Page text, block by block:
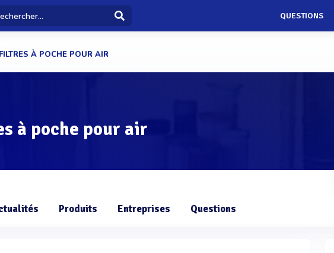
QUESTIONS
FILTRES À POCHE POUR AIR
à poche pour air
Produits Entreprises Questions